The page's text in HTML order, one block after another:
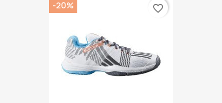
-20% favorite_border